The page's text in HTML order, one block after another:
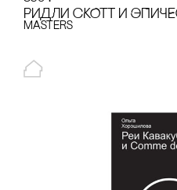
РИДЛИ сКОТТ И
Masters